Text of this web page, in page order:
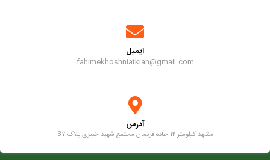
ایمیل
fahimekhoshniatkian@gmail.com
آدرس
مشهد کیلومتر 12 جاده فریمان مجتمع شهید خبیری پلاک B7